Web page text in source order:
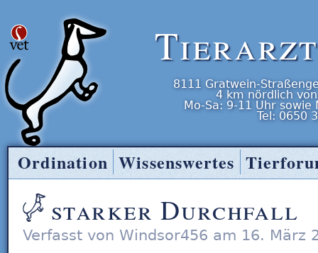
8111 Gratwein-
4 km nördlich
Mo-Sa: 9-11 Uhr sowie
Tel: 0650
starker Durchfall
Verfasst von Windsor456 am 16. März
Tierarzt Entner
Ordination Wissenswertes